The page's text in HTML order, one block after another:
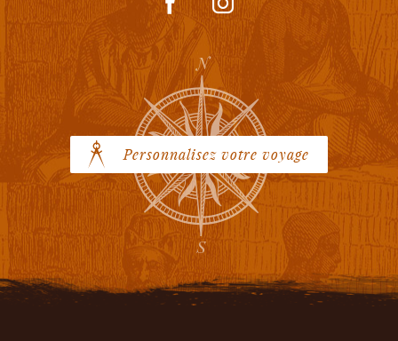
Personnalisez votre voyage